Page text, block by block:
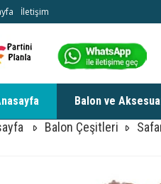
İletişim
Balon ve
Balon Çeşitleri